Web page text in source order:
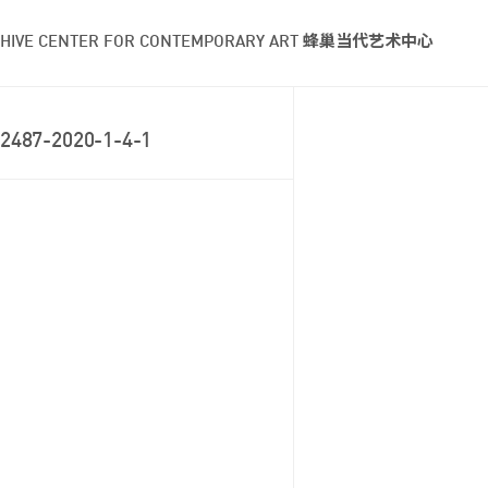
HIVE CENTER FOR CONTEMPORARY ART 蜂巢当代艺术中心
2487-2020-1-4-1